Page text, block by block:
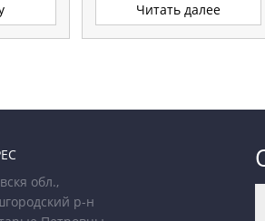
Читать далее
обл.,
р-н